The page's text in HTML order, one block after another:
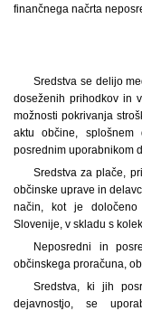
finančnega načrta
Sredstva se delijo
doseženih prihodkov in
možnosti pokrivanja
aktu občine,
posrednim uporabnikom
Sredstva za plače,
občinske uprave in
način, kot je določeno
Slovenije, v skladu s
Neposredni in
občinskega proračuna,
Sredstva, ki jih
dejavnostjo, se